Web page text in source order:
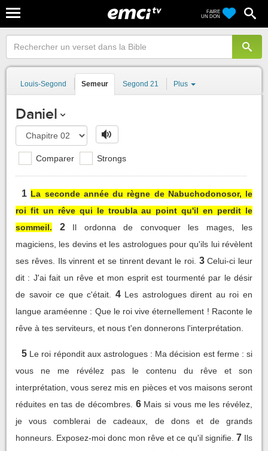
FAIRE
UN DON
Louis-Segond Semeur Segond 21 Plus
Daniel
Comparer Strongs
1 La seconde année du règne de Nabuchodonosor, le
roi fit un rêve qui le troubla au point qu'il en perdit le
sommeil.
2
Il ordonna de convoquer les mages, les
magiciens, les devins et les astrologues pour qu'ils lui révèlent
ses rêves. Ils vinrent et se tinrent devant le roi. 3 Celui-ci leur
dit : J'ai fait un rêve et mon esprit est tourmenté par le désir
de savoir ce que c'était.
4 Les astrologues dirent au roi en
langue araméenne : Que le roi vive éternellement ! Raconte le
rêve à tes serviteurs, et nous t'en donnerons l'interprétation.
5 Le roi répondit aux astrologues : Ma décision est ferme : si
vous ne me révélez pas le contenu du rêve et son
interprétation, vous serez mis en pièces et vos maisons seront
réduites en tas de décombres. 6 Mais si vous me les révélez,
je vous comblerai de cadeaux, de dons et de grands
honneurs. Exposez-moi donc mon rêve et ce qu'il signifie. 7 Ils